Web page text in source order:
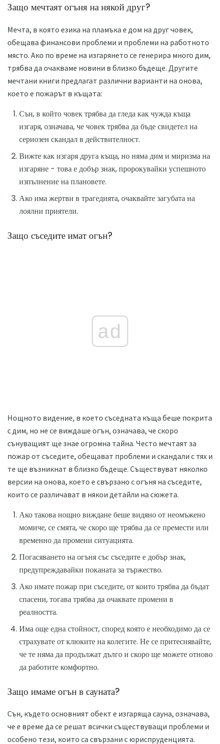
Защо мечтаят огъня на някой друг?
Мечта, в която езика на пламъка е дом на друг човек,
обещава финансови проблеми и проблеми на работното
място. Ако по време на изгарянето се генерира много дим,
трябва да очакваме новини в близко бъдеще. Другите
мечтани книги предлагат различни варианти на онова,
което е пожарът в къщата:
Сън, в който човек трябва да гледа как чужда къща
изгаря, означава, че човек трябва да бъде свидетел на
сериозен скандал в действителност.
Вижте как изгаря друга къща, но няма дим и миризма на
изгаряне - това е добър знак, пророкувайки успешното
изпълнение на плановете.
Ако има жертви в трагедията, очаквайте загубата на
лоялни приятели.
Защо съседите имат огън?
ad
Нощното видение, в което съседната къща беше покрита
с дим, но не се виждаше огън, означава, че скоро
сънуващият ще знае огромна тайна. Често мечтаят за
пожар от съседите, обещават проблеми и скандали с тях и
те ще възникнат в близко бъдеще. Съществуват няколко
версии на онова, което е свързано с огъня на съседите,
които се различават в някои детайли на сюжета.
Ако такова нощно виждане беше видяно от неомъжено
момиче, се смята, че скоро ще трябва да се премести или
временно да промени ситуацията.
Погасяването на огъня със съседите е добър знак,
предупреждавайки поканата за тържество.
Ако имате пожар при съседите, от които трябва да бъдат
спасени, тогава трябва да очаквате промени в
реалността.
Има още една стойност, според която е необходимо да се
страхувате от клюките на колегите. Не се притеснявайте,
че те няма да продължат дълго и скоро ще можете отново
да работите комфортно.
Защо имаме огън в сауната?
Сън, където основният обект е изгаряща сауна, означава,
че е време да се решат всички съществуващи проблеми и
особено тези, които са свързани с юриспруденцията.